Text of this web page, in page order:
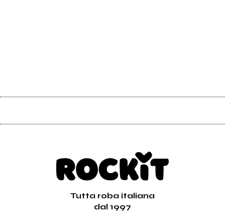
Tutta roba italiana
dal 1997